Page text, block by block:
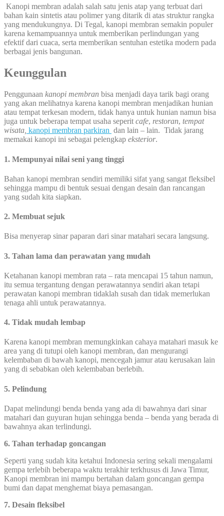
Kanopi membran adalah salah satu jenis atap yang terbuat dari
bahan kain sintetis atau polimer yang ditarik di atas struktur rangka
yang mendukungnya. Di Tegal, kanopi membran semakin populer
karena kemampuannya untuk memberikan perlindungan yang
efektif dari cuaca, serta memberikan sentuhan estetika modern pada
berbagai jenis bangunan.
Keunggulan
Penggunaan kanopi membran bisa menjadi daya tarik bagi orang
yang akan melihatnya karena kanopi membran menjadikan hunian
atau tempat terkesan modern, tidak hanya untuk hunian namun bisa
juga untuk beberapa tempat usaha seperit cafe, restoran, tempat
wisata, kanopi membran parkiran dan lain – lain. Tidak jarang
memakai kanopi ini sebagai pelengkap eksterior.
1. Mempunyai nilai seni yang tinggi
Bahan kanopi membran sendiri memiliki sifat yang sangat fleksibel
sehingga mampu di bentuk sesuai dengan desain dan rancangan
yang sudah kita siapkan.
2. Membuat sejuk
Bisa menyerap sinar paparan dari sinar matahari secara langsung.
3. Tahan lama dan perawatan yang mudah
Ketahanan kanopi membran rata – rata mencapai 15 tahun namun,
itu semua tergantung dengan perawatannya sendiri akan tetapi
perawatan kanopi membran tidaklah susah dan tidak memerlukan
tenaga ahli untuk perawatannya.
4. Tidak mudah lembap
Karena kanopi membran memungkinkan cahaya matahari masuk ke
area yang di tutupi oleh kanopi membran, dan mengurangi
kelembaban di bawah kanopi, mencegah jamur atau kerusakan lain
yang di sebabkan oleh kelembaban berlebih.
5. Pelindung
Dapat melindungi benda benda yang ada di bawahnya dari sinar
matahari dan guyuran hujan sehingga benda – benda yang berada di
bawahnya akan terlindungi.
6. Tahan terhadap goncangan
Seperti yang sudah kita ketahui Indonesia sering sekali mengalami
gempa terlebih beberapa waktu terakhir terkhusus di Jawa Timur,
Kanopi membran ini mampu bertahan dalam goncangan gempa
bumi dan dapat menghemat biaya pemasangan.
7. Desain fleksibel